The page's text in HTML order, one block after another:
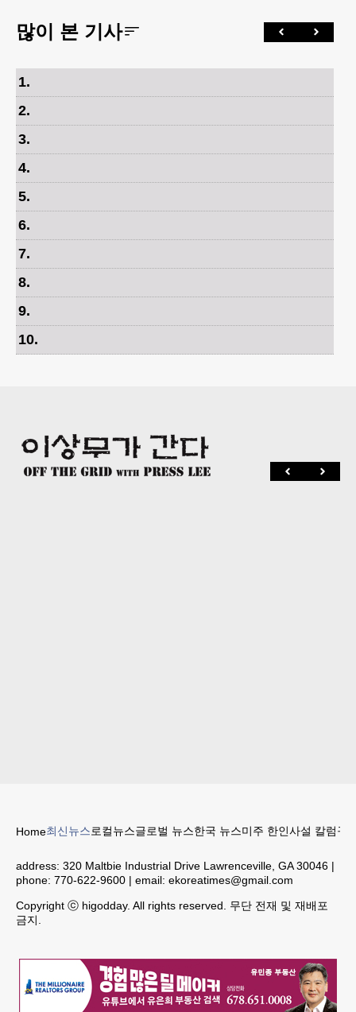
많이 본 기사
1.
2.
3.
4.
5.
6.
7.
8.
9.
10.
Home최신뉴스로컬뉴스글로벌 뉴스한국 뉴스미주 한인사설 칼럼구
address: 320 Maltbie Industrial Drive Lawrenceville, GA 30046 |
phone: 770-622-9600 | email: ekoreatimes@gmail.com
Copyright ⓒ higodday. All rights reserved. 무단 전재 및 재배포
금지.